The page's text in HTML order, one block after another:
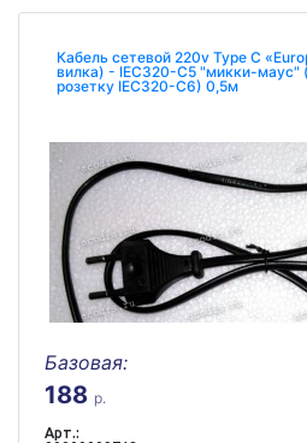
Кабель сетевой 220v Type С
вилка) - IEC320-C5 "микки-маус"
розетку IEC320-C6) 0,5м
Базовая:
188 р.
Арт.: